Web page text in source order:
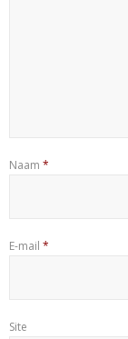
Naam *
E-mail *
Site